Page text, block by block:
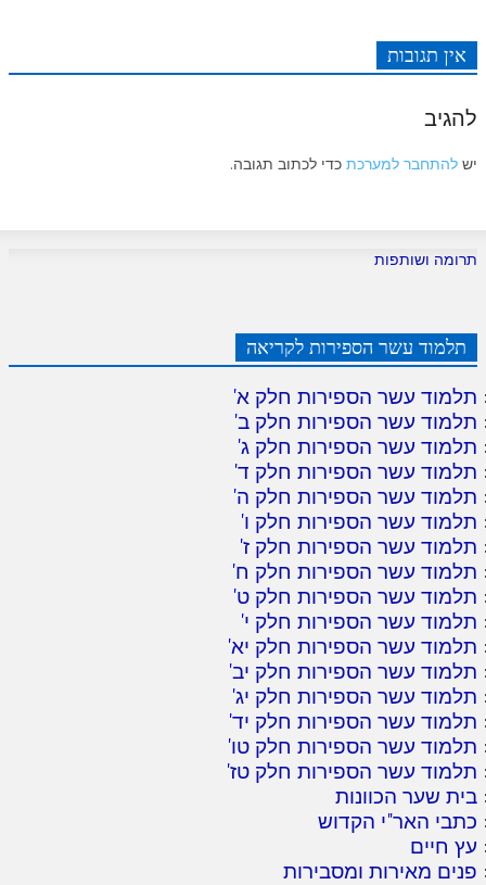
אין תגובות
להגיב
יש להתחבר למערכת כדי לכתוב תגובה.
תרומה ושותפות
תלמוד עשר הספירות לקריאה
תלמוד עשר הספירות חלק א'
תלמוד עשר הספירות חלק ב'
תלמוד עשר הספירות חלק ג'
תלמוד עשר הספירות חלק ד'
תלמוד עשר הספירות חלק ה'
תלמוד עשר הספירות חלק ו'
תלמוד עשר הספירות חלק ז'
תלמוד עשר הספירות חלק ח'
תלמוד עשר הספירות חלק ט'
תלמוד עשר הספירות חלק י'
תלמוד עשר הספירות חלק יא'
תלמוד עשר הספירות חלק יב'
תלמוד עשר הספירות חלק יג'
תלמוד עשר הספירות חלק יד'
תלמוד עשר הספירות חלק טו'
תלמוד עשר הספירות חלק טז'
בית שער הכוונות
כתבי האר"י הקדוש
עץ חיים
פנים מאירות ומסבירות